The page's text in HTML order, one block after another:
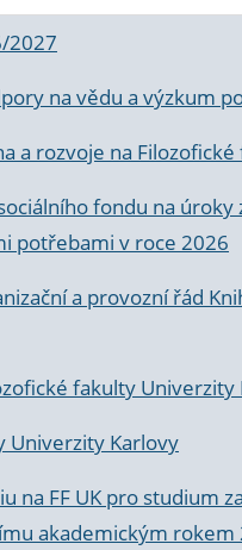
2027
na vědu a výzkum
a rozvoje na
fondu na
potřebami v roce 2026
a provozní řád
fakulty Univerzity
Univerzity Karlovy
na FF UK pro studium
akademickým